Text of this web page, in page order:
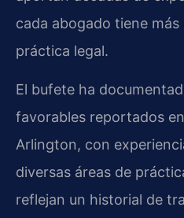
cada abogado tiene
práctica legal.
El bufete ha
favorables reportados
Arlington, con
diversas áreas de
reflejan un historial de